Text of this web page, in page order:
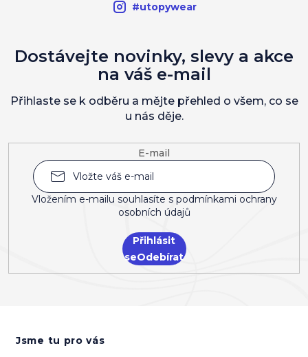
#utopywear
E-mail
Vložením e-mailu souhlasíte s podmínkami ochrany
osobních údajů
Přihlásit
se
Dostávejte novinky, slevy a akce
na váš e-mail
Přihlaste se k odběru a mějte přehled o všem, co se
u nás děje.
Jsme tu pro vás